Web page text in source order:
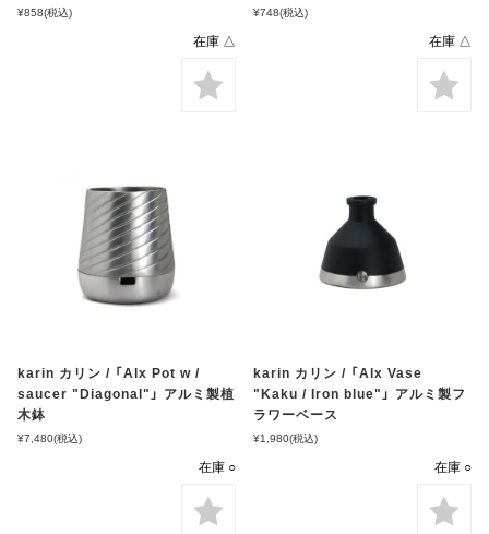
¥858(税込)
在庫 △
¥748(税込)
在庫 △
karin カリン / 「Alx Pot w /
saucer "Diagonal"」 アルミ製植
木鉢
¥7,480(税込)
在庫 ○
karin カリン / 「Alx Vase
"Kaku / Iron blue"」 アルミ製フ
ラワーベース
¥1,980(税込)
在庫 ○